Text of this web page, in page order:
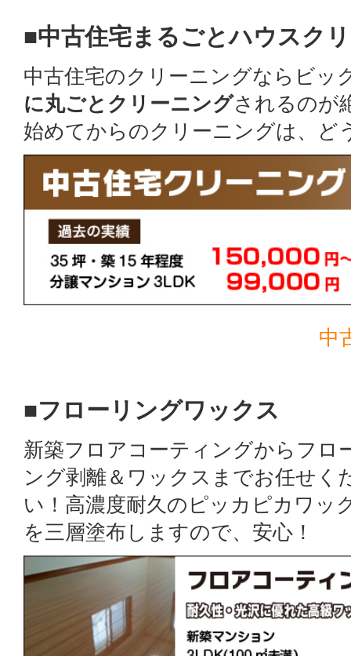
■中古住宅まるごとハウスク
中古住宅のクリーニングならビッ
に丸ごとクリーニングされるのが
始めてからのクリーニングは、ど
中
■フローリングワックス
新築フロアコーティングからフロ
ング剥離＆ワックスまでお任せく
い！高濃度耐久のピッカピカワッ
を三層塗布しますので、安心！